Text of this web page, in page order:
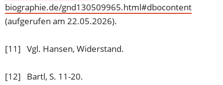
biographie.de/gnd130509965.html#dbocontent
(Öffnet
in
neuen
(aufgerufen am 22.05.2026).
[11] Vgl. Hansen, Widerstand.
[12] Bartl, S. 11-20.